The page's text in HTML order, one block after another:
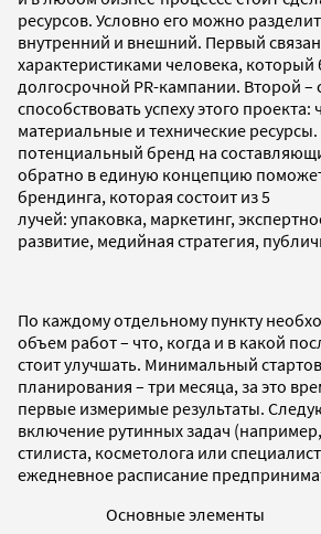
ресурсов. Условно его можно
внутренний и внешний. Первый
характеристиками человека, который
долгосрочной PR-кампании. Второй –
способствовать успеху этого проекта:
материальные и технические
потенциальный бренд на
обратно в единую концепцию
брендинга, которая состоит из 5
лучей: упаковка, маркетинг,
развитие, медийная стратегия,
По каждому отдельному пункту
объем работ – что, когда и в какой
стоит улучшать. Минимальный
планирования – три месяца, за это
первые измеримые результаты.
включение рутинных задач
стилиста, косметолога или
ежедневное расписание
Основные элементы